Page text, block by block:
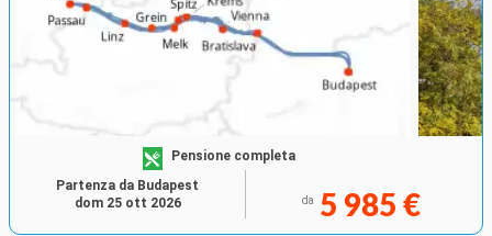
Pensione completa
da 5 985 €
Partenza da Budapest
dom 25 ott 2026